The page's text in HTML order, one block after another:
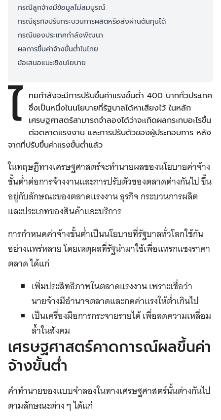
กรณีลูกจ้างมีข้อมูลไม่สมบูรณ์
กรณีธุรกิจปรับกระบวนการผลิตหรือส่งผ่านต้นทุนได้
กรณีของประเทศกำลังพัฒนา
ผลการขึ้นค่าจ้างขั้นต่ำในไทย
ข้อเสนอแนะเชิงนโยบาย
ไ ทยกำลังจะมีการปรับขึ้นค่าแรงขั้นต่ำ 400 บาททั่วประเทศ
ซึ่งเป็นหนึ่งในนโยบายที่รัฐบาลได้หาเสียงไว้ ในหลัก
เศรษฐศาสตร์สามารถจำลองได้ว่าจะเกิดผลกระทบอะไรขึ้น
ต่อตลาดแรงงาน และการปรับตัวของผู้ประกอบการ หลัง
จากที่ปรับขึ้นค่าแรงขั้นต่ำแล้ว
ในทฤษฎีทางเศรษฐศาสตร์จะทำนายผลของนโยบายค่าจ้าง
ขั้นต่ำต่อการจ้างงานและการปรับตัวของตลาดต่างกันไป ขึ้น
อยู่กับลักษณะของตลาดแรงงาน ธุรกิจ กระบวนการผลิต
และประเภทของสินค้าและบริการ
การกำหนดค่าจ้างขั้นต่ำเป็นนโยบายที่รัฐบาลทั่วโลกใช้กัน
อย่างแพร่หลาย โดยเหตุผลที่รัฐนำมาใช้เพื่อแทรกแซงราคา
ตลาด ได้แก่
เพิ่มประสิทธิภาพในตลาดแรงงาน เพราะเชื่อว่า
นายจ้างมีอำนาจตลาดและกดค่าแรงให้ต่ำเกินไป
เป็นเครื่องมือการกระจายรายได้ เพื่อลดความเหลื่อม
ล้ำในสังคม
เศรษฐศาสตร์คาดการณ์ผลขึ้นค่า
จ้างขั้นต่ำ
คำทำนายของแบบจำลองในทางเศรษฐศาสตร์นั้นต่างกันไป
ตามลักษณะต่าง ๆ ได้แก่